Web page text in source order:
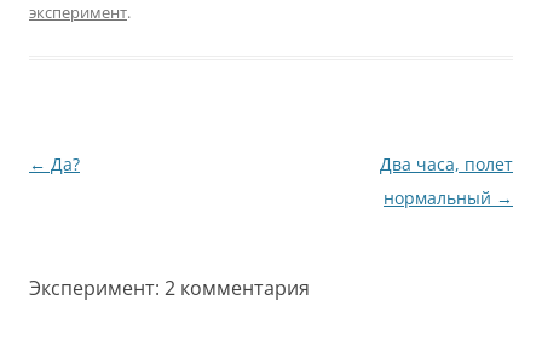
квартиры и пассивного
эксперимент.
Навигация
← Да?
Два часа, полет
нормальный →
Эксперимент: 2 комментария